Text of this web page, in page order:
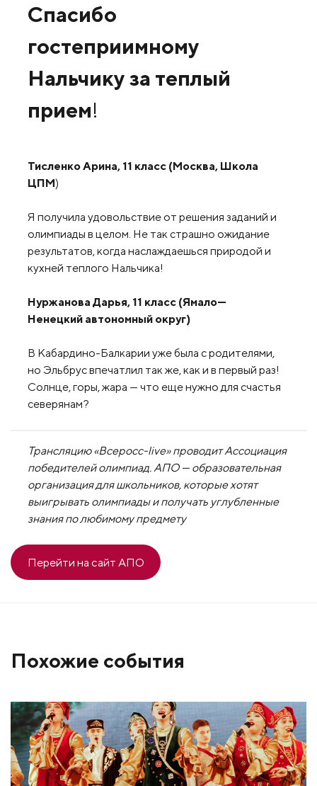
Спасибо
гостеприимному
Нальчику за теплый
прием!
Тисленко Арина, 11 класс (Москва, Школа
ЦПМ)
Я получила удовольствие от решения заданий и
олимпиады в целом. Не так страшно ожидание
результатов, когда наслаждаешься природой и
кухней теплого Нальчика!
Нуржанова Дарья, 11 класс (Ямало—
Ненецкий автономный округ)
В Кабардино-Балкарии уже была с родителями,
но Эльбрус впечатлил так же, как и в первый раз!
Солнце, горы, жара — что еще нужно для счастья
северянам?
Трансляцию «Всеросс-live» проводит Ассоциация
победителей олимпиад. АПО — образовательная
организация для школьников, которые хотят
выигрывать олимпиады и получать углубленные
знания по любимому предмету
Перейти на сайт АПО
Похожие события